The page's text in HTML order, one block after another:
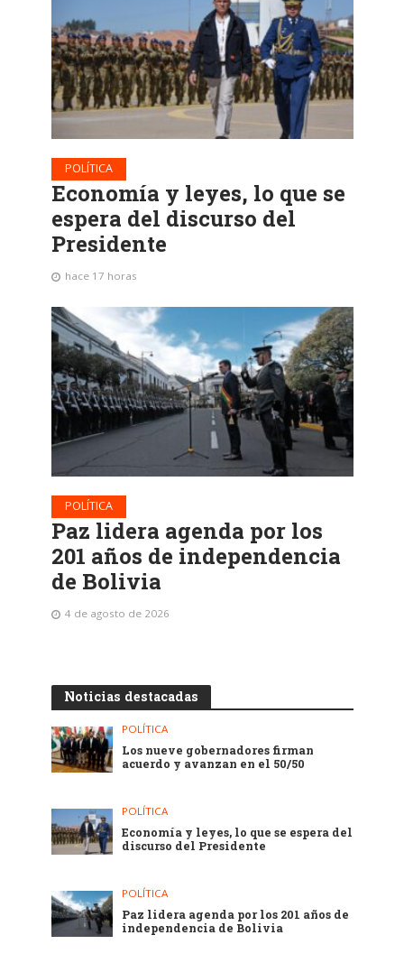
POLÍTICA
Economía y leyes, lo que se
espera del discurso del
Presidente
hace 17 horas
POLÍTICA
Paz lidera agenda por los
201 años de independencia
de Bolivia
4 de agosto de 2026
Noticias destacadas
POLÍTICA
Los nueve gobernadores firman
acuerdo y avanzan en el 50/50
POLÍTICA
Economía y leyes, lo que se espera del
discurso del Presidente
POLÍTICA
Paz lidera agenda por los 201 años de
independencia de Bolivia